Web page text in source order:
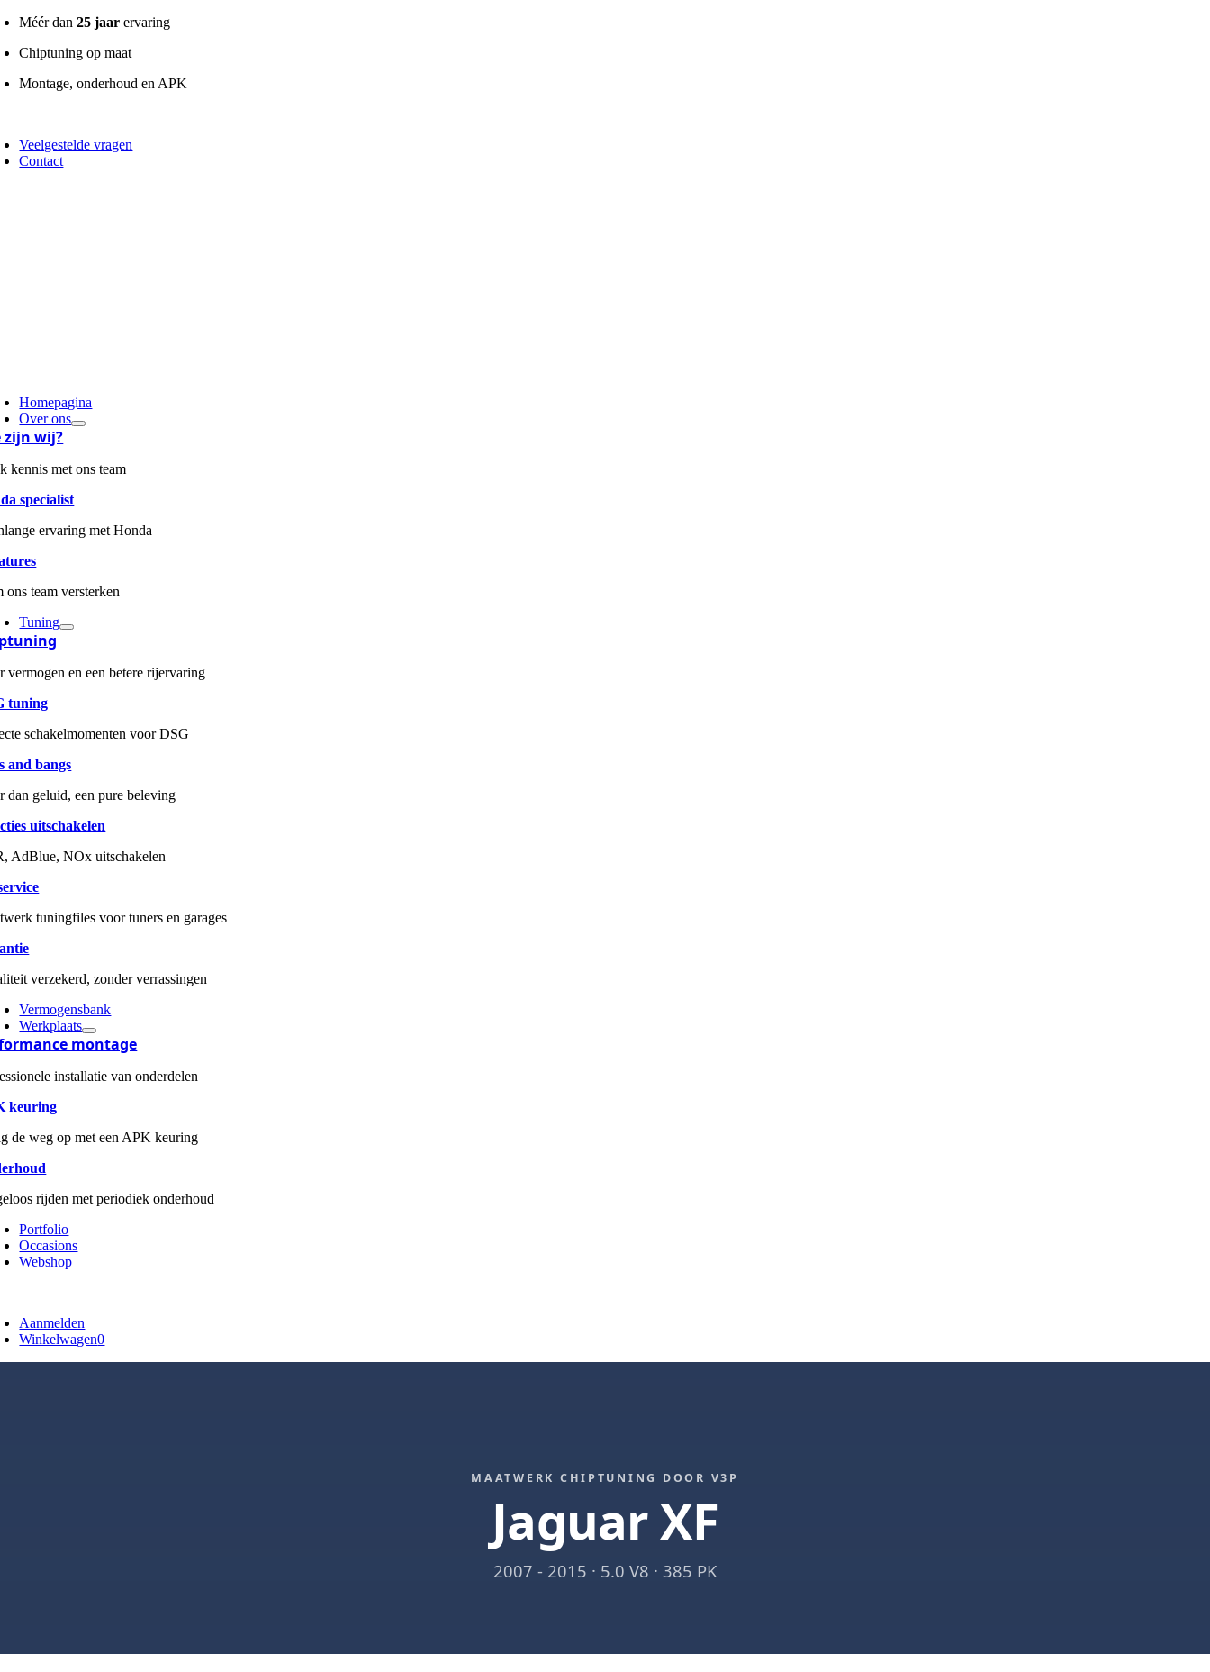
Ga
inhoud
Méér dan25 jaar ervaring
Chiptuning op maat
Montage, onderhoud en APK
Veelgestelde vragen
Contact
Homepagina
Over ons
zijn wij?
kennis met ons team
specialist
ervaring met Honda
ons team versterken
Tuning
vermogen en een betere rijervaring
tuning
schakelmomenten voor DSG
and bangs
dan geluid, een pure beleving
uitschakelen
AdBlue, NOx uitschakelen
tuningfiles voor tuners en garages
verzekerd, zonder verrassingen
Vermogensbank
Werkplaats
montage
installatie van onderdelen
keuring
de weg op met een APK keuring
rijden met periodiek onderhoud
Portfolio
Occasions
Webshop
Aanmelden
Winkelwagen0
MAATWERK CHIPTUNING DOOR V3P
Jaguar XF
2007 - 2015 · 5.0 V8 · 385 PK